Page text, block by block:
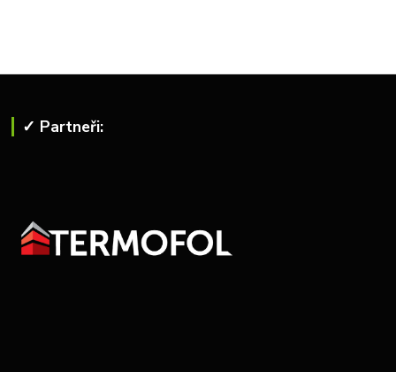
✓ Partneři: